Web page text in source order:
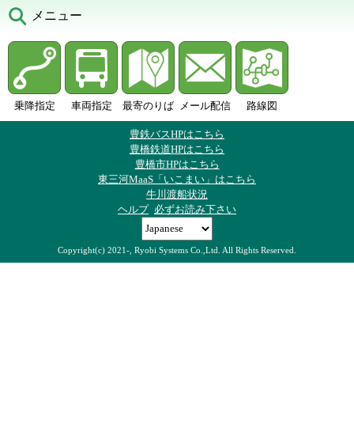
メニュー
乗降指定 車両指定 最寄のりば メール配信 路線図
豊鉄バスHPはこちら
豊橋鉄道HPはこちら
豊橋市HPはこちら
東三河MaaS「いこまい」はこちら
牛川渡船状況
ヘルプ 必ずお読み下さい
Copyright(c) 2021-, Ryobi Systems Co.,Ltd. All Rights Reserved.